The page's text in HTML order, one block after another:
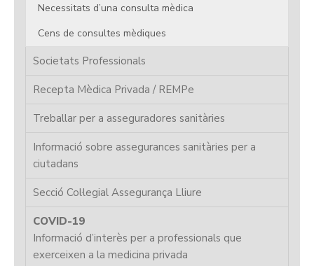
Necessitats d’una consulta mèdica
Cens de consultes mèdiques
Societats Professionals
Recepta Mèdica Privada / REMPe
Treballar per a asseguradores sanitàries
Informació sobre assegurances sanitàries per a
ciutadans
Secció Col·legial Assegurança Lliure
COVID-19
Informació d’interès per a professionals que
exerceixen a la medicina privada